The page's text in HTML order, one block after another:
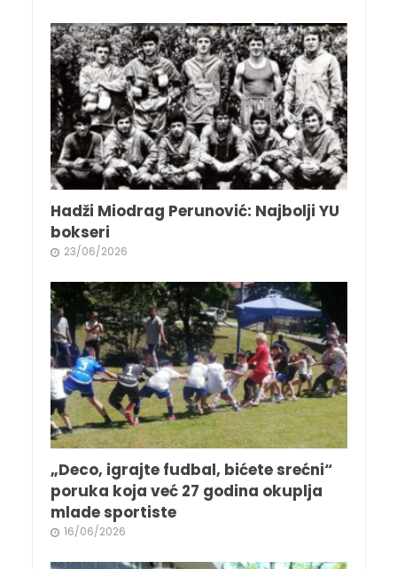
Hadži Miodrag Perunović: Najbolji YU
bokseri
23/06/2026
„Deco, igrajte fudbal, bićete srećni“
poruka koja već 27 godina okuplja
mlade sportiste
16/06/2026